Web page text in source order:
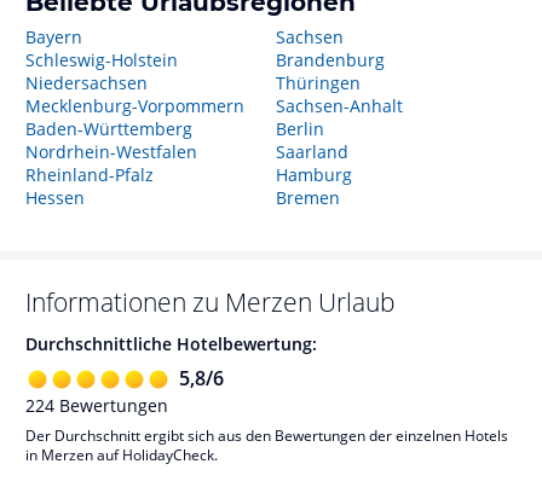
Bayern
Schleswig-Holstein
Niedersachsen
Mecklenburg-Vorpommern
Baden-Württemberg
Nordrhein-Westfalen
Rheinland-Pfalz
Hessen
Sachsen
Brandenburg
Thüringen
Sachsen-Anhalt
Berlin
Saarland
Hamburg
Bremen
Informationen zu Merzen Urlaub
Durchschnittliche Hotelbewertung:
5,8/6
224 Bewertungen
Der Durchschnitt ergibt sich aus den Bewertungen der einzelnen Hotels
in Merzen auf HolidayCheck.